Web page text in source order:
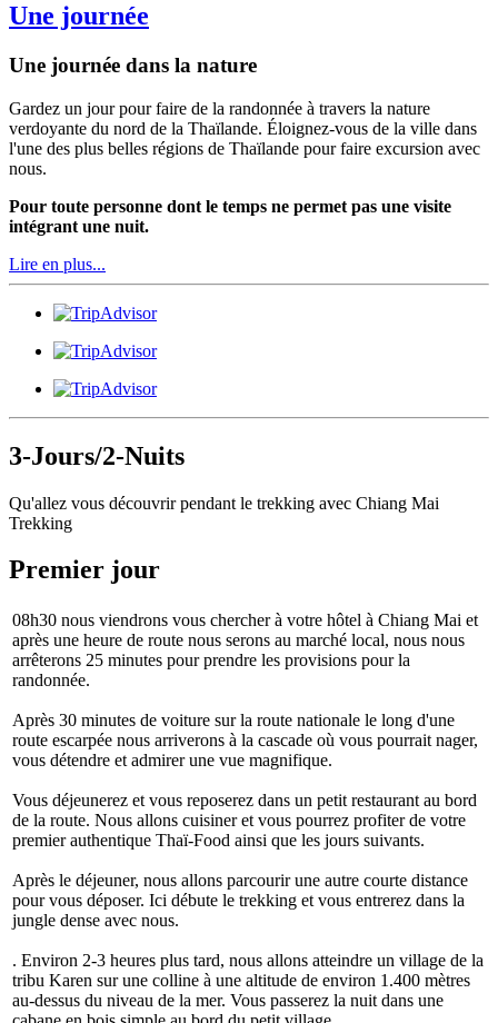
Une journée
Une journée dans la nature
Gardez un jour pour faire de la randonnée à travers la nature
verdoyante du nord de la Thaïlande. Éloignez-vous de la ville dans
l'une des plus belles régions de Thaïlande pour faire excursion avec
nous.
Pour toute personne dont le temps ne permet pas une visite
intégrant une nuit.
Lire en plus...
3-Jours/2-Nuits
Qu'allez vous découvrir pendant le trekking avec Chiang Mai
Trekking
Premier jour
08h30 nous viendrons vous chercher à votre hôtel à Chiang Mai et
après une heure de route nous serons au marché local, nous nous
arrêterons 25 minutes pour prendre les provisions pour la
randonnée.
Après 30 minutes de voiture sur la route nationale le long d'une
route escarpée nous arriverons à la cascade où vous pourrait nager,
vous détendre et admirer une vue magnifique.
Vous déjeunerez et vous reposerez dans un petit restaurant au bord
de la route. Nous allons cuisiner et vous pourrez profiter de votre
premier authentique Thaï-Food ainsi que les jours suivants.
Après le déjeuner, nous allons parcourir une autre courte distance
pour vous déposer. Ici débute le trekking et vous entrerez dans la
jungle dense avec nous.
. Environ 2-3 heures plus tard, nous allons atteindre un village de la
tribu Karen sur une colline à une altitude de environ 1.400 mètres
au-dessus du niveau de la mer. Vous passerez la nuit dans une